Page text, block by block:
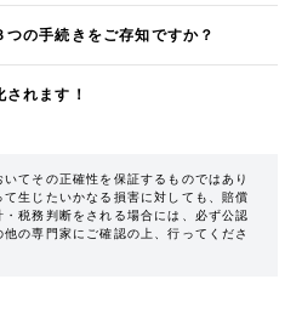
の手続きをご存知ですか？
れます！
てその正確性を保証するものではあり
生じたいかなる損害に対しても、賠償
税務判断をされる場合には、必ず公認
の専門家にご確認の上、行ってくださ